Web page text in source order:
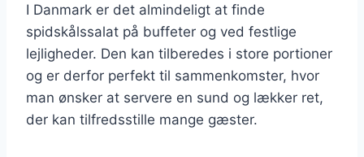
I Danmark er det almindeligt at finde
spidskålssalat på buffeter og ved festlige
lejligheder. Den kan tilberedes i store portioner
og er derfor perfekt til sammenkomster, hvor
man ønsker at servere en sund og lækker ret,
der kan tilfredsstille mange gæster.